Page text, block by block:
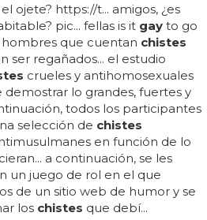
ojete? https://t... amigos, ¿es
pic... fellas is it gay to go
hombres que cuentan chistes
ser regañados... el estudio
crueles y antihomosexuales
lo grandes, fuertes y
todos los participantes
selección de chistes
en función de lo
a continuación, se les
un juego de rol en el que
de un sitio web de humor y se
los chistes que debí...